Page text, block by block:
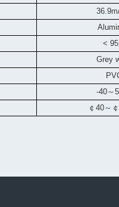
36.9m
< 95
Grey
-40～
￠ 40～￠